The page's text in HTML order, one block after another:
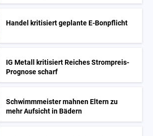
Handel kritisiert geplante E-Bonpflicht
IG Metall kritisiert Reiches Strompreis-
Prognose scharf
Schwimmmeister mahnen Eltern zu
mehr Aufsicht in Bädern